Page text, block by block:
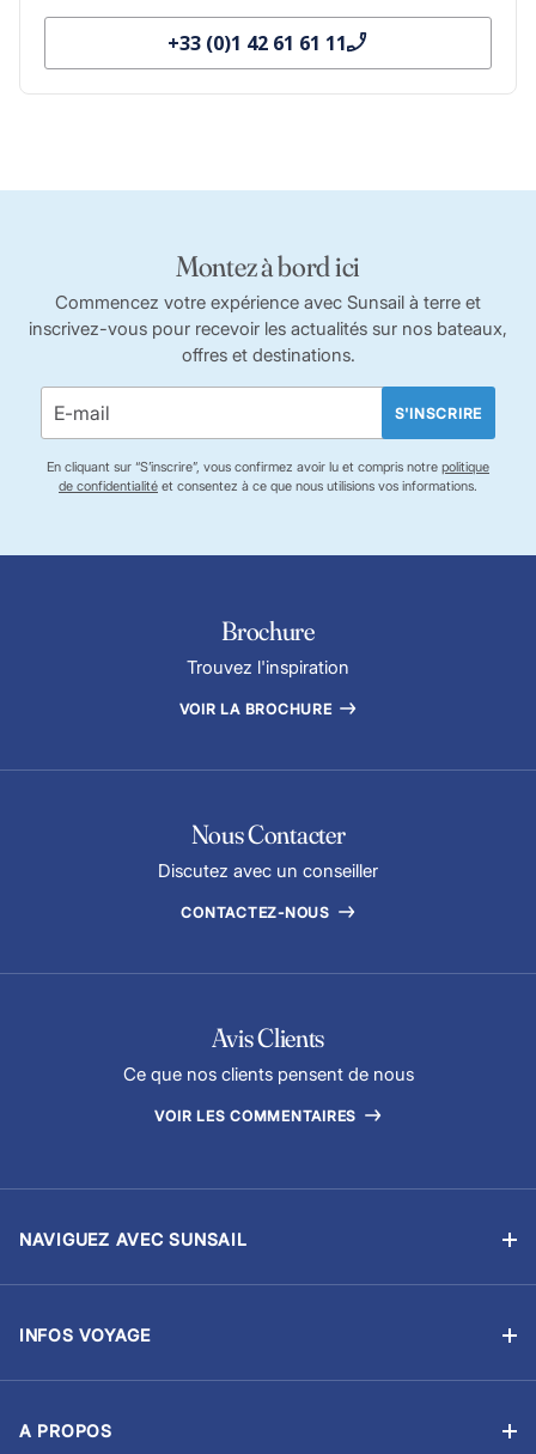
+33 (0)1 42 61 61 11
Montez à bord ici
Commencez votre expérience avec Sunsail à terre et
inscrivez-vous pour recevoir les actualités sur nos bateaux,
offres et destinations.
S'INSCRIRE
En cliquant sur “S’inscrire”, vous confirmez avoir lu et compris notre politique
de confidentialité et consentez à ce que nous utilisions vos informations.
Brochure
Trouvez l'inspiration
VOIR LA BROCHURE
Nous Contacter
Discutez avec un conseiller
CONTACTEZ-NOUS
Avis Clients
Ce que nos clients pensent de nous
VOIR LES COMMENTAIRES
NAVIGUEZ AVEC SUNSAIL
Courses et régates
INFOS VOYAGE
A PROPOS